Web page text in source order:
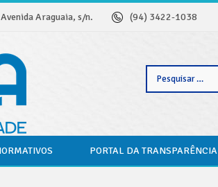
Avenida Araguaia, s/n. (94) 3422-1038
Pesquisar
PORTAL DA TRANSPARÊNCIA